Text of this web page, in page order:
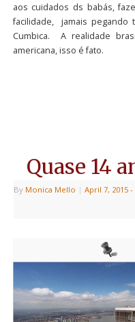
aos cuidados ds babás,
facilidade, jamais pegando
Cumbica. A realidade
americana, isso é fato.
Quase 14
By Monica Mello | April 7, 2015 -